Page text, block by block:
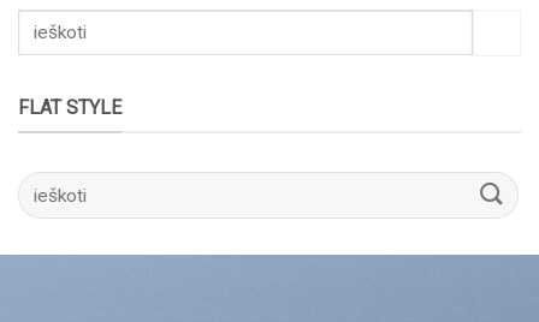
Ieškoti:
FLAT STYLE
Ieškoti: